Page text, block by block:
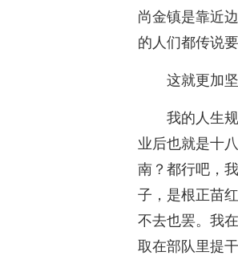
尚金镇是靠近
的人们都传说要
这就更加
我的人生
业后也就是十
南？都行吧，
子，是根正苗
不去也罢。我
取在部队里提